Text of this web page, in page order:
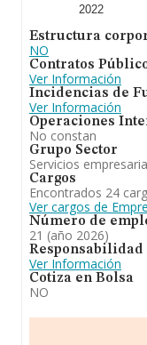
2022
Estructura
NO
Contratos
Ver Información
Incidencias de
Ver Información
Operaciones
No constan
Grupo Sector
Servicios
Cargos
Encontrados 24
Ver cargos de
Número de
21 (año 2026)
Ver Información
Cotiza en Bolsa
NO